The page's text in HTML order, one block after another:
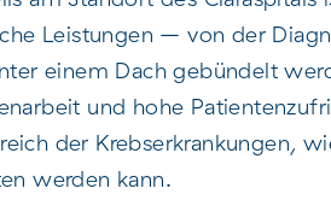
Leistungen – von der
einem Dach gebündelt
und hohe
der Krebserkrankungen,
werden kann.